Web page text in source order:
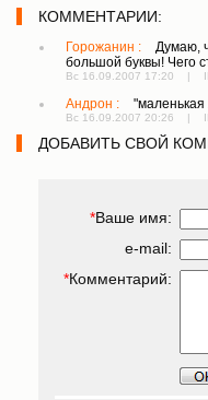
КОММЕНТАРИИ:
Горожанин :
Думаю,
большой буквы! Чего
Вс 16.09.2007 17:20 |
Андрон :
Вс 16.09.2007 20:26 |
ДОБАВИТЬ СВОЙ
*Ваше имя:
e-mail:
*Комментарий: